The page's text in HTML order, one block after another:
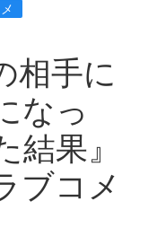
相手に
なっ
果』
ブコメ